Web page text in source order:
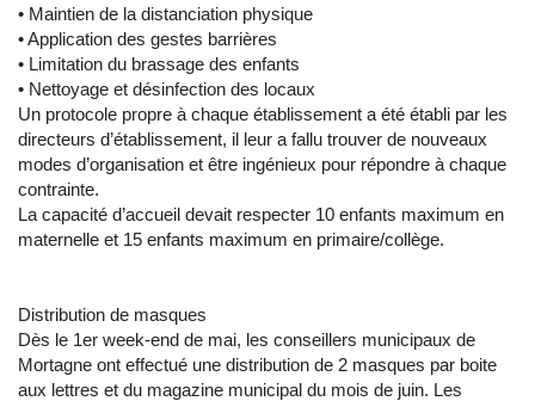
• Maintien de la distanciation physique
• Application des gestes barrières
• Limitation du brassage des enfants
• Nettoyage et désinfection des locaux
Un protocole propre à chaque établissement a été établi par les
directeurs d’établissement, il leur a fallu trouver de nouveaux
modes d’organisation et être ingénieux pour répondre à chaque
contrainte.
La capacité d’accueil devait respecter 10 enfants maximum en
maternelle et 15 enfants maximum en primaire/collège.
Distribution de masques
Dès le 1er week-end de mai, les conseillers municipaux de
Mortagne ont effectué une distribution de 2 masques par boite
aux lettres et du magazine municipal du mois de juin. Les